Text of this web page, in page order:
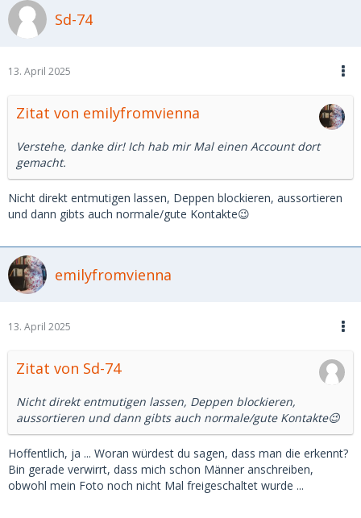
Sd-74
13. April 2025
Zitat von emilyfromvienna
Verstehe, danke dir! Ich hab mir Mal einen Account dort
gemacht.
Nicht direkt entmutigen lassen, Deppen blockieren, aussortieren
und dann gibts auch normale/gute Kontakte😉
emilyfromvienna
13. April 2025
Zitat von Sd-74
Nicht direkt entmutigen lassen, Deppen blockieren,
aussortieren und dann gibts auch normale/gute Kontakte😉
Hoffentlich, ja ... Woran würdest du sagen, dass man die erkennt?
Bin gerade verwirrt, dass mich schon Männer anschreiben,
obwohl mein Foto noch nicht Mal freigeschaltet wurde ...